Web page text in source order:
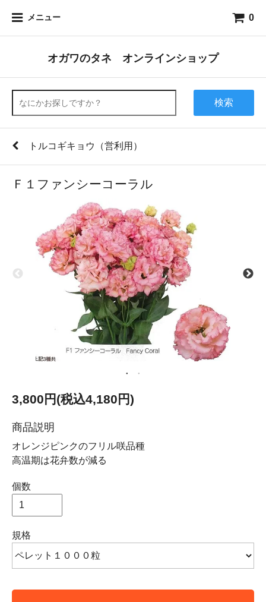
メニュー 0
オガワのタネ オンラインショップ
検索
トルコギキョウ（営利用）
Ｆ１ファンシーコーラル
3,800円(税込4,180円)
商品説明
オレンジピンクのフリル咲品種
高温期は花弁数が減る
個数
規格